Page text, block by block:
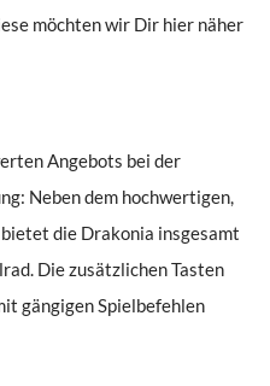
möchten wir Dir hier näher
Angebots bei der
Neben dem hochwertigen,
die Drakonia insgesamt
Die zusätzlichen Tasten
gängigen Spielbefehlen